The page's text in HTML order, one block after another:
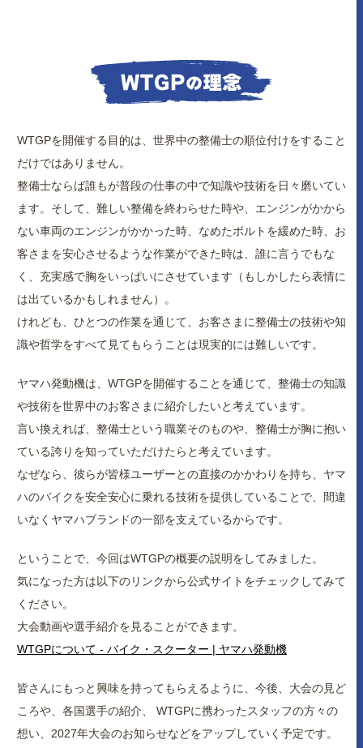
WTGPを開催する目的は、世界中の整備士の順位付けをすること
だけではありません。
整備士ならば誰もが普段の仕事の中で知識や技術を日々磨いてい
ます。そして、難しい整備を終わらせた時や、エンジンがかから
ない車両のエンジンがかかった時、なめたボルトを緩めた時、お
客さまを安心させるような作業ができた時は、誰に言うでもな
く、充実感で胸をいっぱいにさせています（もしかしたら表情に
は出ているかもしれません）。
けれども、ひとつの作業を通じて、お客さまに整備士の技術や知
識や哲学をすべて見てもらうことは現実的には難しいです。
ヤマハ発動機は、WTGPを開催することを通じて、整備士の知識
や技術を世界中のお客さまに紹介したいと考えています。
言い換えれば、整備士という職業そのものや、整備士が胸に抱い
ている誇りを知っていただけたらと考えています。
なぜなら、彼らが皆様ユーザーとの直接のかかわりを持ち、ヤマ
ハのバイクを安全安心に乗れる技術を提供していることで、間違
いなくヤマハブランドの一部を支えているからです。
ということで、今回はWTGPの概要の説明をしてみました。
気になった方は以下のリンクから公式サイトをチェックしてみて
ください。
大会動画や選手紹介を見ることができます。
WTGPについて - バイク・スクーター | ヤマハ発動機
皆さんにもっと興味を持ってもらえるように、今後、大会の見ど
ころや、各国選手の紹介、 WTGPに携わったスタッフの方々の
想い、2027年大会のお知らせなどをアップしていく予定です。